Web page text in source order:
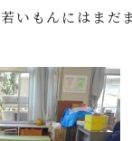
いもんにはまだ